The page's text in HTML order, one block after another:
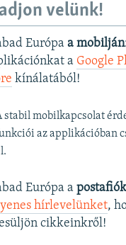
velünk!
Európa a mobilján
a Google
kínálatából!
stabil mobilkapcsolat
az applikációban
Európa a
hírlevelünket,
cikkeinkről!